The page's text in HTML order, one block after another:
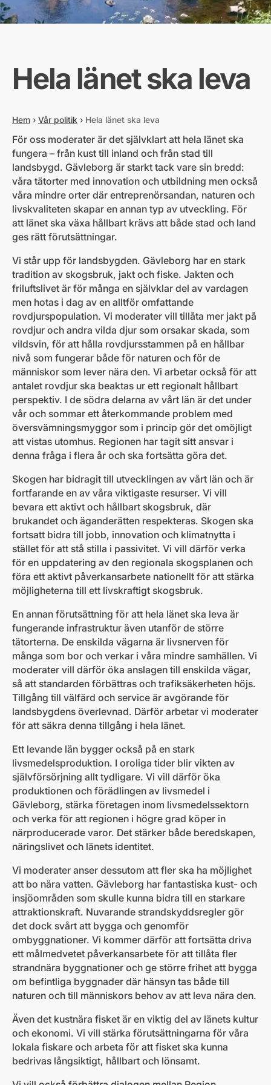
Hela länet ska leva
Hem › Vår politik › Hela länet ska leva
För oss moderater är det självklart att hela länet ska
fungera – från kust till inland och från stad till
landsbygd. Gävleborg är starkt tack vare sin bredd:
våra tätorter med innovation och utbildning men också
våra mindre orter där entreprenörsandan, naturen och
livskvaliteten skapar en annan typ av utveckling. För
att länet ska växa hållbart krävs att både stad och land
ges rätt förutsättningar.
Vi står upp för landsbygden. Gävleborg har en stark
tradition av skogsbruk, jakt och fiske. Jakten och
friluftslivet är för många en självklar del av vardagen
men hotas i dag av en alltför omfattande
rovdjurspopulation. Vi moderater vill tillåta mer jakt på
rovdjur och andra vilda djur som orsakar skada, som
vildsvin, för att hålla rovdjursstammen på en hållbar
nivå som fungerar både för naturen och för de
människor som lever nära den. Vi arbetar också för att
antalet rovdjur ska beaktas ur ett regionalt hållbart
perspektiv. I de södra delarna av vårt län är det under
vår och sommar ett återkommande problem med
översvämningsmyggor som i princip gör det omöjligt
att vistas utomhus. Regionen har tagit sitt ansvar i
denna fråga i flera år och ska fortsätta göra det.
Skogen har bidragit till utvecklingen av vårt län och är
fortfarande en av våra viktigaste resurser. Vi vill
bevara ett aktivt och hållbart skogsbruk, där
brukandet och äganderätten respekteras. Skogen ska
fortsatt bidra till jobb, innovation och klimatnytta i
stället för att stå stilla i passivitet. Vi vill därför verka
för en uppdatering av den regionala skogsplanen och
föra ett aktivt påverkansarbete nationellt för att stärka
möjligheterna till ett livskraftigt skogsbruk.
En annan förutsättning för att hela länet ska leva är
fungerande infrastruktur även utanför de större
tätorterna. De enskilda vägarna är livsnerven för
många som bor och verkar i våra mindre samhällen. Vi
moderater vill därför öka anslagen till enskilda vägar,
så att standarden förbättras och trafiksäkerheten höjs.
Tillgång till välfärd och service är avgörande för
landsbygdens överlevnad. Därför arbetar vi moderater
för att säkra denna tillgång i hela länet.
Ett levande län bygger också på en stark
livsmedelsproduktion. I oroliga tider blir vikten av
självförsörjning allt tydligare. Vi vill därför öka
produktionen och förädlingen av livsmedel i
Gävleborg, stärka företagen inom livsmedelssektorn
och verka för att regionen i högre grad köper in
närproducerade varor. Det stärker både beredskapen,
näringslivet och länets identitet.
Vi moderater anser dessutom att fler ska ha möjlighet
att bo nära vatten. Gävleborg har fantastiska kust- och
insjöområden som skulle kunna bidra till en starkare
attraktionskraft. Nuvarande strandskyddsregler gör
det dock svårt att bygga och genomför
ombyggnationer. Vi kommer därför att fortsätta driva
ett målmedvetet påverkansarbete för att tillåta fler
strandnära byggnationer och ge större frihet att bygga
om befintliga byggnader där hänsyn tas både till
naturen och till människors behov av att leva nära den.
Även det kustnära fisket är en viktig del av länets kultur
och ekonomi. Vi vill stärka förutsättningarna för våra
lokala fiskare och arbeta för att fisket ska kunna
bedrivas långsiktigt, hållbart och lönsamt.